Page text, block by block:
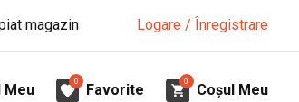
magazin Logare / Înregistrare
Meu
0
Favorite
0
Coșul Meu